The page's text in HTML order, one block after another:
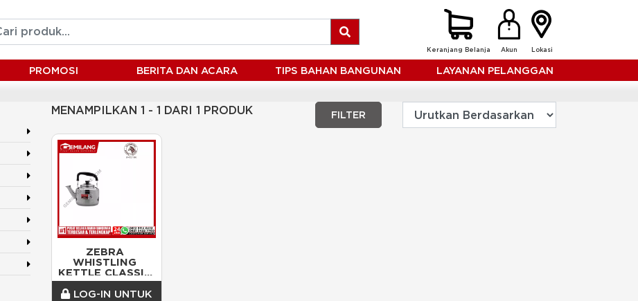
Keranjang Belanja Akun Lokasi
PROMOSI BERITA DAN ACARA TIPS BAHAN BANGUNAN LAYANAN PELANGGAN
MENAMPILKAN 1 - 1 DARI 1 PRODUK FILTER
ZEBRA
WHISTLING
KETTLE CLASSIC
113522
LOG-IN UNTUK